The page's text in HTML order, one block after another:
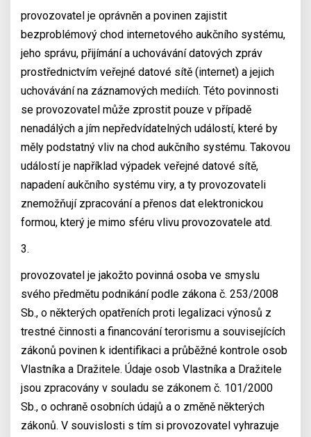
provozovatel je oprávněn a povinen zajistit
bezproblémový chod internetového aukčního systému,
jeho správu, přijímání a uchovávání datových zpráv
prostřednictvím veřejné datové sítě (internet) a jejich
uchovávání na záznamových mediích. Této povinnosti
se provozovatel může zprostit pouze v případě
nenadálých a jím nepředvídatelných událostí, které by
měly podstatný vliv na chod aukčního systému. Takovou
událostí je například výpadek veřejné datové sítě,
napadení aukčního systému viry, a ty provozovateli
znemožňují zpracování a přenos dat elektronickou
formou, který je mimo sféru vlivu provozovatele atd.
3.
provozovatel je jakožto povinná osoba ve smyslu
svého předmětu podnikání podle zákona č. 253/2008
Sb., o některých opatřeních proti legalizaci výnosů z
trestné činnosti a financování terorismu a souvisejících
zákonů povinen k identifikaci a průběžné kontrole osob
Vlastníka a Dražitele. Údaje osob Vlastníka a Dražitele
jsou zpracovány v souladu se zákonem č. 101/2000
Sb., o ochraně osobních údajů a o změně některých
zákonů. V souvislosti s tím si provozovatel vyhrazuje